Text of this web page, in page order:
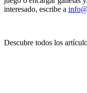
interesado, escribe a
Descubre todos los